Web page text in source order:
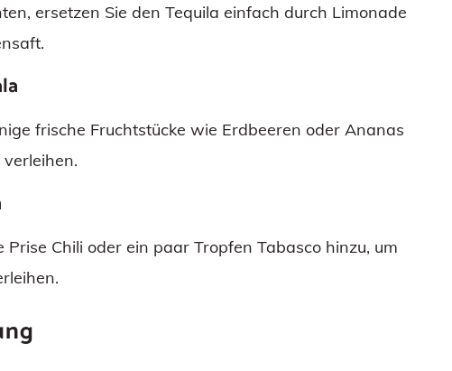
ersetzen Sie den Tequila einfach durch Limonade
frische Fruchtstücke wie Erdbeeren oder Ananas
Prise Chili oder ein paar Tropfen Tabasco hinzu, um